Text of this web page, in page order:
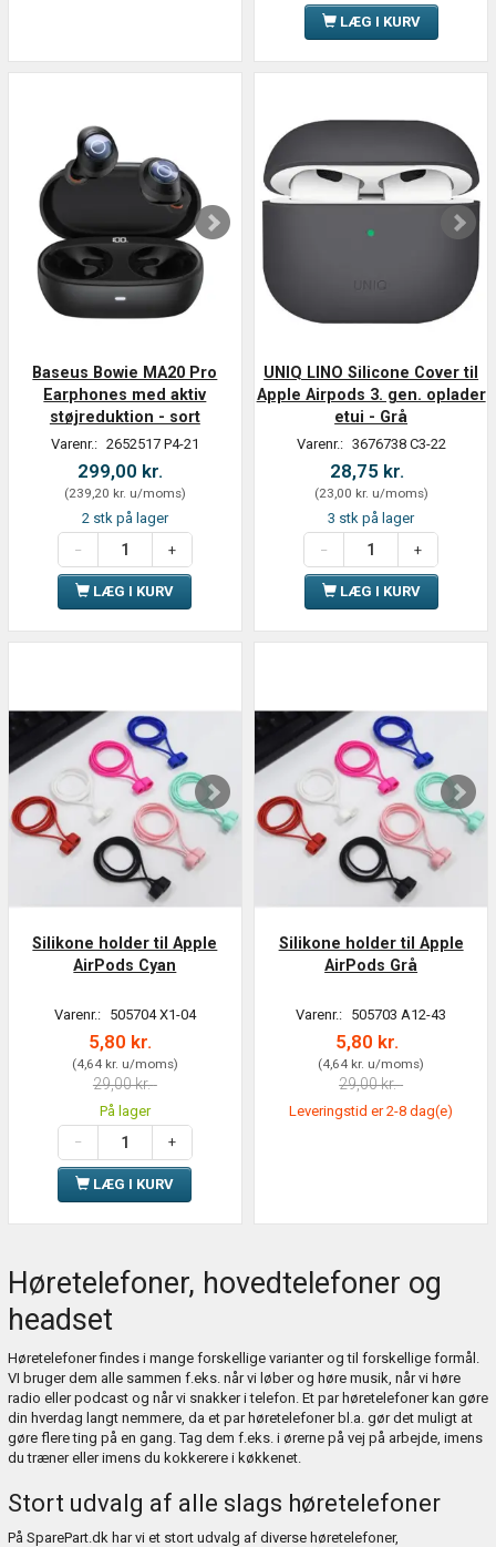
LÆG I KURV
Baseus Bowie MA20 Pro
Earphones med aktiv
støjreduktion - sort
Varenr.: 2652517 P4-21
299,00 kr.
(239,20 kr. u/moms)
2 stk på lager
LÆG I KURV
UNIQ LINO Silicone Cover til
Apple Airpods 3. gen. oplader
etui - Grå
Varenr.: 3676738 C3-22
28,75 kr.
(23,00 kr. u/moms)
3 stk på lager
LÆG I KURV
Silikone holder til Apple
AirPods Cyan
Varenr.: 505704 X1-04
5,80 kr.
(4,64 kr. u/moms)
29,00 kr.
På lager
LÆG I KURV
Silikone holder til Apple
AirPods Grå
Varenr.: 505703 A12-43
5,80 kr.
(4,64 kr. u/moms)
29,00 kr.
Leveringstid er 2-8 dag(e)
Høretelefoner, hovedtelefoner og
headset
Høretelefoner findes i mange forskellige varianter og til forskellige formål.
VI bruger dem alle sammen f.eks. når vi løber og høre musik, når vi høre
radio eller podcast og når vi snakker i telefon. Et par høretelefoner kan gøre
din hverdag langt nemmere, da et par høretelefoner bl.a. gør det muligt at
gøre flere ting på en gang. Tag dem f.eks. i ørerne på vej på arbejde, imens
du træner eller imens du kokkerere i køkkenet.
Stort udvalg af alle slags høretelefoner
På SparePart.dk har vi et stort udvalg af diverse høretelefoner,